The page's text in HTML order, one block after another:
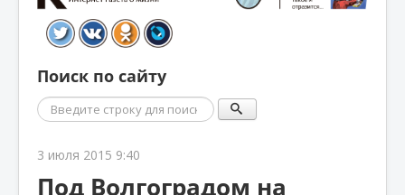
Поиск по сайту
Поиск
3 июля 2015 9:40
Под Волгоградом на